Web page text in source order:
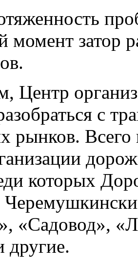
момент затор
Центр
с
рынков. Всего
которых
«Садовод»,
другие.